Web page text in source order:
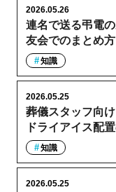
連名で送る弔電
友会でのまとめ方
2026.05.26
知識
葬儀スタッフ向
ドライアイス配
2026.05.25
知識
2026.05.25